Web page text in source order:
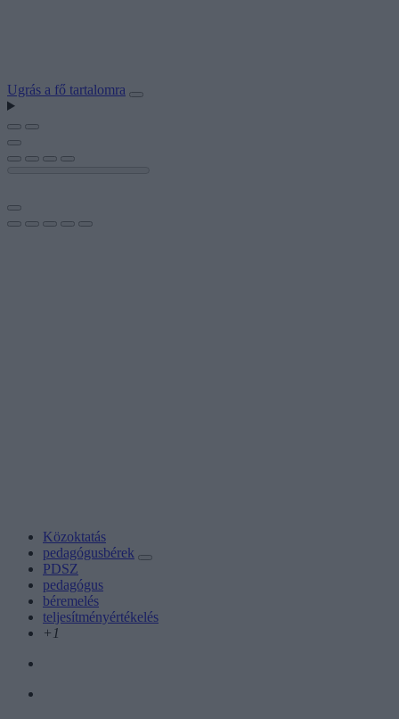
Ugrás a fő tartalomra
Közoktatás
pedagógusbérek
PDSZ
pedagógus
béremelés
teljesítményértékelés
+1